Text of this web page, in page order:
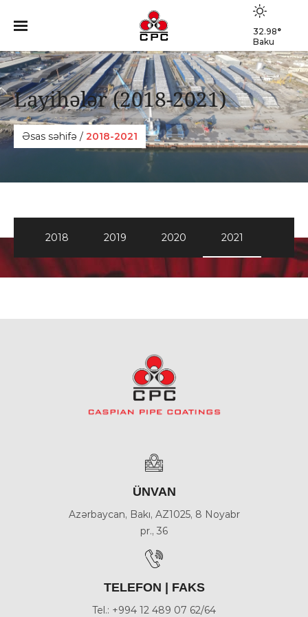
32.98°
Baku
Layihələr (2018-2021)
Əsas səhifə / 2018-2021
2018 2019 2020 2021
ÜNVAN
Azərbaycan, Bakı, AZ1025, 8 Noyabr
pr., 36
TELEFON | FAKS
Tel.: +994 12 489 07 62/64